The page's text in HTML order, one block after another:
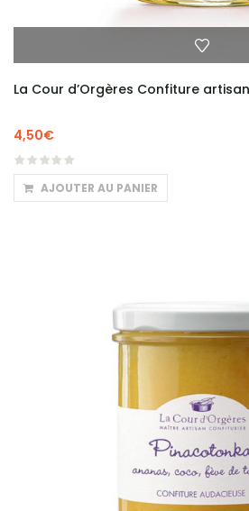
La Cour d’Orgères Confiture
4,50€
AJOUTER AU PANIER